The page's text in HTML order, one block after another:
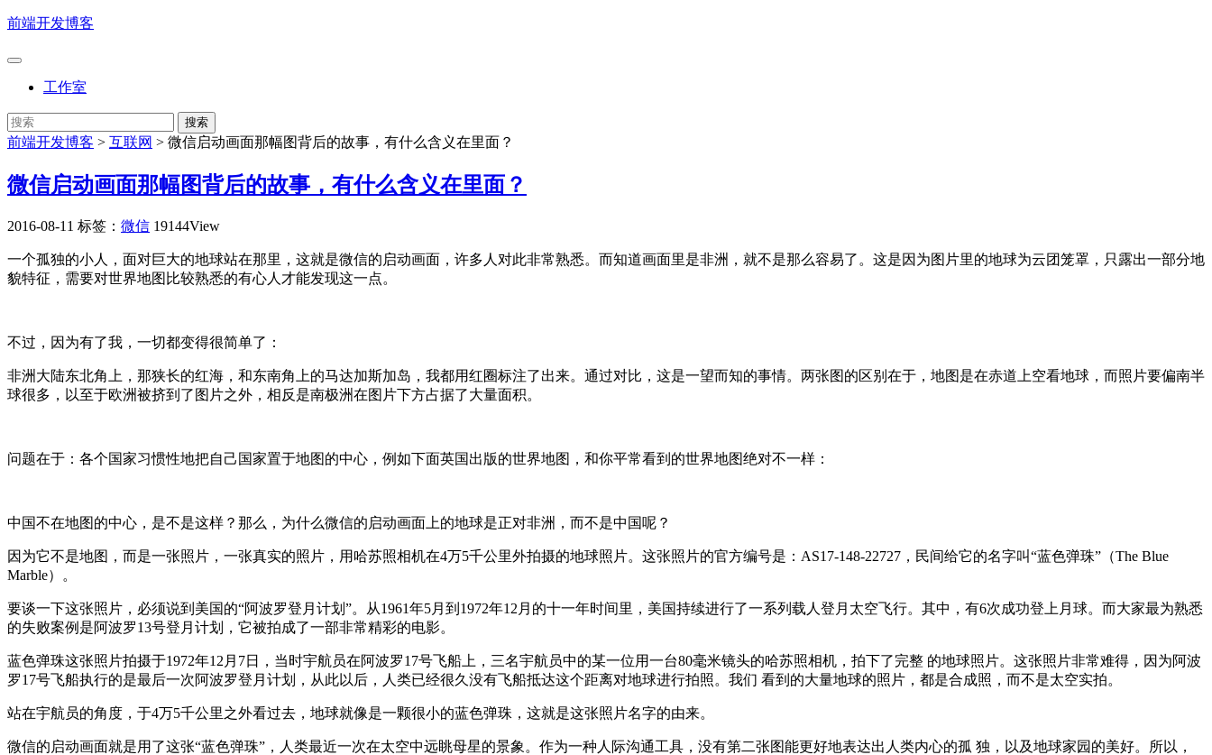
前端开发博客
工作室
前端开发博客 > 互联网 > 微信启动画面那幅图背后的故事，有什么含义在里面？
微信启动画面那幅图背后的故事，有什么含义在里面？
2016-08-11 标签： 微信 19144View
一个孤独的小人，面对巨大的地球站在那里，这就是微信的启动画面，许多人对此非常熟悉。而知道画面里是非洲，就不是那么容易了。这是因为图片里的地球为云团笼罩，只露出一部分地
貌特征，需要对世界地图比较熟悉的有心人才能发现这一点。
不过，因为有了我，一切都变得很简单了：
非洲大陆东北角上，那狭长的红海，和东南角上的马达加斯加岛，我都用红圈标注了出来。通过对比，这是一望而知的事情。两张图的区别在于，地图是在赤道上空看地球，而照片要偏南半
球很多，以至于欧洲被挤到了图片之外，相反是南极洲在图片下方占据了大量面积。
问题在于：各个国家习惯性地把自己国家置于地图的中心，例如下面英国出版的世界地图，和你平常看到的世界地图绝对不一样：
中国不在地图的中心，是不是这样？那么，为什么微信的启动画面上的地球是正对非洲，而不是中国呢？
因为它不是地图，而是一张照片，一张真实的照片，用哈苏照相机在4万5千公里外拍摄的地球照片。这张照片的官方编号是：AS17-148-22727，民间给它的名字叫“蓝色弹珠”（The Blue
Marble）。
要谈一下这张照片，必须说到美国的“阿波罗登月计划”。从1961年5月到1972年12月的十一年时间里，美国持续进行了一系列载人登月太空飞行。其中，有6次成功登上月球。而大家最为熟悉
的失败案例是阿波罗13号登月计划，它被拍成了一部非常精彩的电影。
蓝色弹珠这张照片拍摄于1972年12月7日，当时宇航员在阿波罗17号飞船上，三名宇航员中的某一位用一台80毫米镜头的哈苏照相机，拍下了完整 的地球照片。这张照片非常难得，因为阿波
罗17号飞船执行的是最后一次阿波罗登月计划，从此以后，人类已经很久没有飞船抵达这个距离对地球进行拍照。我们 看到的大量地球的照片，都是合成照，而不是太空实拍。
站在宇航员的角度，于4万5千公里之外看过去，地球就像是一颗很小的蓝色弹珠，这就是这张照片名字的由来。
微信的启动画面就是用了这张“蓝色弹珠”，人类最近一次在太空中远眺母星的景象。作为一种人际沟通工具，没有第二张图能更好地表达出人类内心的孤 独，以及地球家园的美好。所以，